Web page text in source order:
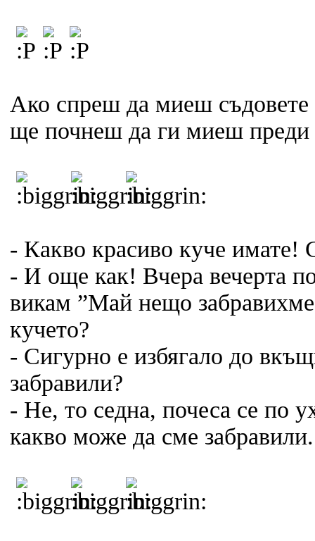
Ако спреш да миеш съдовете
ще почнеш да ги миеш преди
- Какво красиво куче имате!
- И още как! Вчера вечерта
викам ”Май нещо
кучето?
- Сигурно е избягало до
забравили?
- Не, то седна, почеса се по
какво може да сме забравили.